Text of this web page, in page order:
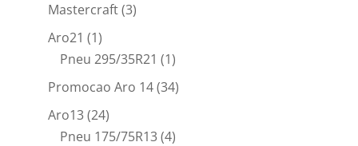
Mastercraft(3)
Aro21 (1)
Pneu 295/35R21 (1)
Promocao Aro 14(34)
Aro13(24)
Pneu 175/75R13(4)